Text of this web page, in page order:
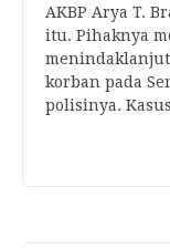
AKBP Arya T.
itu. Pihaknya
korban pada
polisinya.